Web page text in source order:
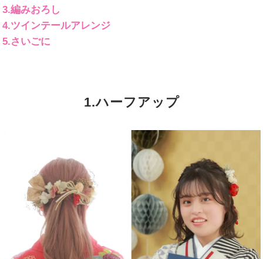
3.編みおろし
4.ツインテールアレンジ
5.さいごに
1.ハーフアップ